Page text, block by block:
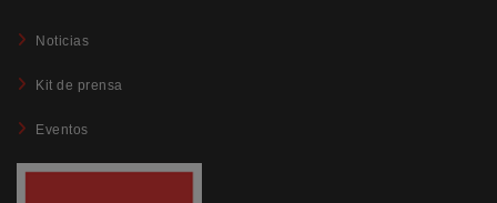
Noticias
Kit de prensa
Eventos